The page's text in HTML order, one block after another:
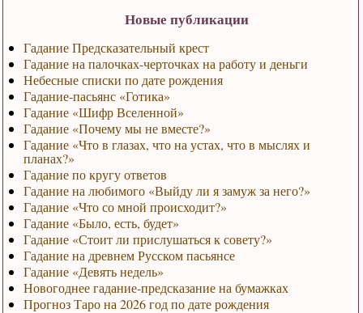
Новые публикации
Гадание Предсказательный крест
Гадание на палочках-черточках на работу и деньги
Небесные списки по дате рождения
Гадание-пасьянс «Готика»
Гадание «Шифр Вселенной»
Гадание «Почему мы не вместе?»
Гадание «Что в глазах, что на устах, что в мыслях и
планах?»
Гадание по кругу ответов
Гадание на любимого «Выйду ли я замуж за него?»
Гадание «Что со мной происходит?»
Гадание «Было, есть, будет»
Гадание «Стоит ли прислушаться к совету?»
Гадание на древнем Русском пасьянсе
Гадание «Девять недель»
Новогоднее гадание-предсказание на бумажках
Прогноз Таро на 2026 год по дате рождения